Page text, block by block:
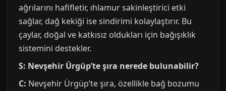
ağrılarını hafifletir, ıhlamur sakinleştirici etki
sağlar, dağ kekiği ise sindirimi kolaylaştırır. Bu
çaylar, doğal ve katkısız oldukları için bağışıklık
sistemini destekler.
S: Nevşehir Ürgüp’te şıra nerede bulunabilir?
C: Nevşehir Ürgüp’te şıra, özellikle bağ bozumu